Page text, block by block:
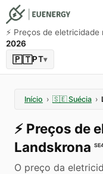
⚡️ Preços de eletricidade
2026
🇵🇹PT▾
Início › 🇸🇪 Suécia ›
⚡️ Preços de
Landskrona
O preço da